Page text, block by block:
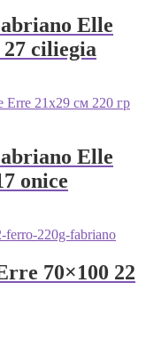
Elle
ciliegia
Elle
onice
70×100 22